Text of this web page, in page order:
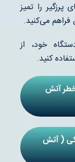
پرزگیر را تمیز
می‌کنید.
خود، از
کنید.
خطر آتش
( آتش